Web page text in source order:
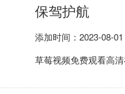
保驾护航
添加时间：2023-08-01
草莓视频免费观看高